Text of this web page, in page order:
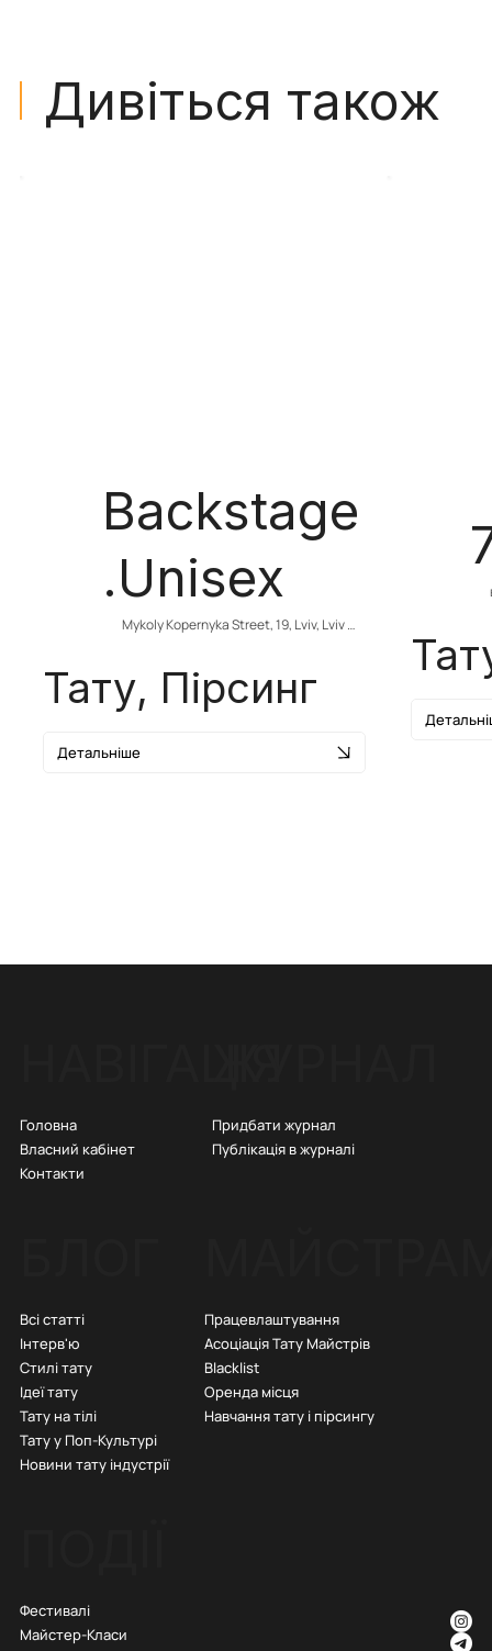
Дивіться також
Backstage
.Unisex
Mykoly Kopernyka Street, 19, Lviv, Lviv
Тату, Пірсинг
Детальніше
Головна
Власний кабінет
Контакти
Придбати журнал
Публікація в журналі
Всі статті
Інтерв'ю
Стилі тату
Ідеї тату
Тату на тілі
Тату у Поп-Культурі
Новини тату індустрії
Працевлаштування
Асоціація Тату Майстрів
Blacklist
Оренда місця
Навчання тату і пірсингу
Фестивалі
Майстер-Класи